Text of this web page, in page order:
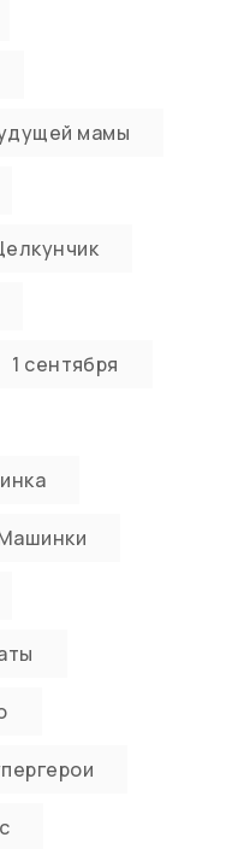
мамы
1 сентября